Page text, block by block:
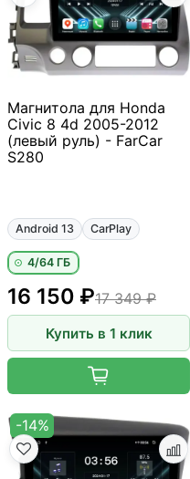
Магнитола для Honda
Civic 8 4d 2005-2012
(левый руль) - FarCar
S280
Android 13 CarPlay
4/64 ГБ
17 349 ₽
16 150 ₽
Купить в 1 клик
-14%